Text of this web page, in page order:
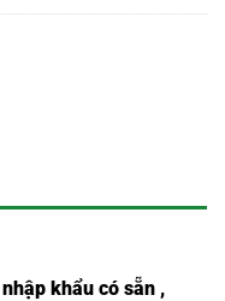
khẩu có sẵn ,